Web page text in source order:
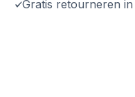
Gratis retourneren